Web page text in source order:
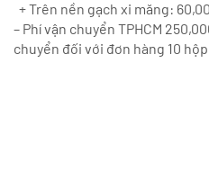
+ Trên nền gạch xi măng:
– Phí vận chuyển TPHCM
chuyển đối với đơn hàng 10